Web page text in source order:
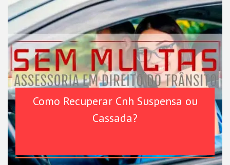
Como Recuperar Cnh Suspensa ou
Cassada?